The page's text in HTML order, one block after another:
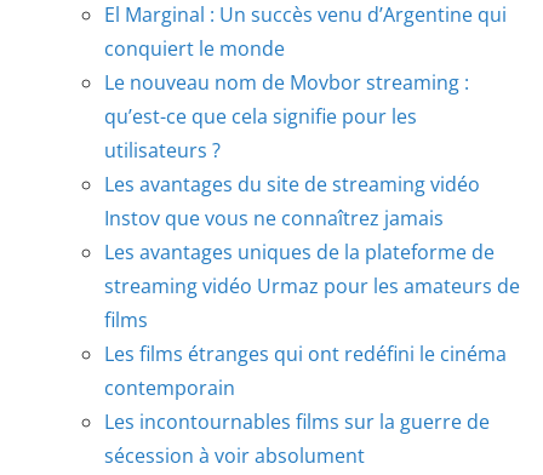
El Marginal : Un succès venu d’Argentine qui
conquiert le monde
Le nouveau nom de Movbor streaming :
qu’est-ce que cela signifie pour les
utilisateurs ?
Les avantages du site de streaming vidéo
Instov que vous ne connaîtrez jamais
Les avantages uniques de la plateforme de
streaming vidéo Urmaz pour les amateurs de
films
Les films étranges qui ont redéfini le cinéma
contemporain
Les incontournables films sur la guerre de
sécession à voir absolument